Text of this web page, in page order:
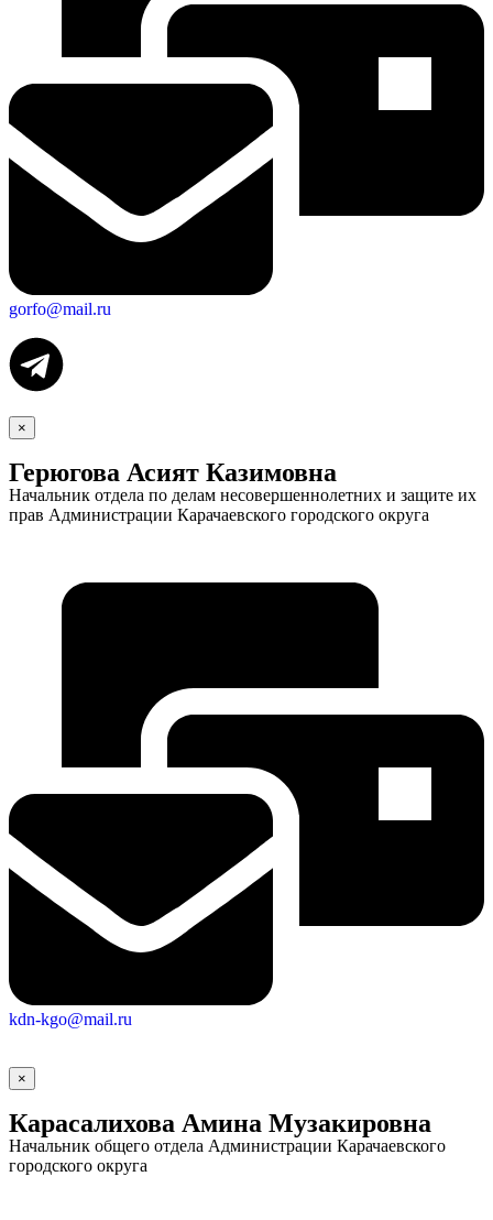
gorfo@mail.ru
×
Герюгова Асият Казимовна
Начальник отдела по делам несовершеннолетних и защите их
прав Администрации Карачаевского городского округа
kdn-kgo@mail.ru
×
Карасалихова Амина Музакировна
Начальник общего отдела Администрации Карачаевского
городского округа